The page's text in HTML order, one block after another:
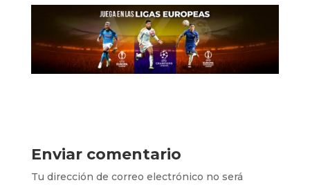
Enviar comentario
Tu dirección de correo electrónico no será